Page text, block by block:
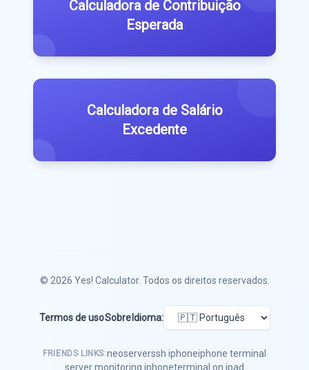
Calculadora de Contribuição
Esperada
Calculadora de Salário
Excedente
© 2026 Yes! Calculator. Todos os direitos reservados.
Termos de usoSobre Idioma:
FRIENDS LINKS:neoserverssh iphoneiphone terminal
server monitoring iphoneterminal on ipad